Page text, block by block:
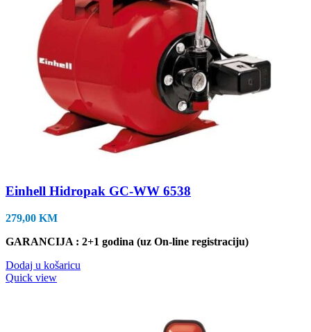
Einhell Hidropak GC-WW 6538
279,00 KM
GARANCIJA : 2+1 godina (uz On-line registraciju)
Dodaj u košaricu
Quick view